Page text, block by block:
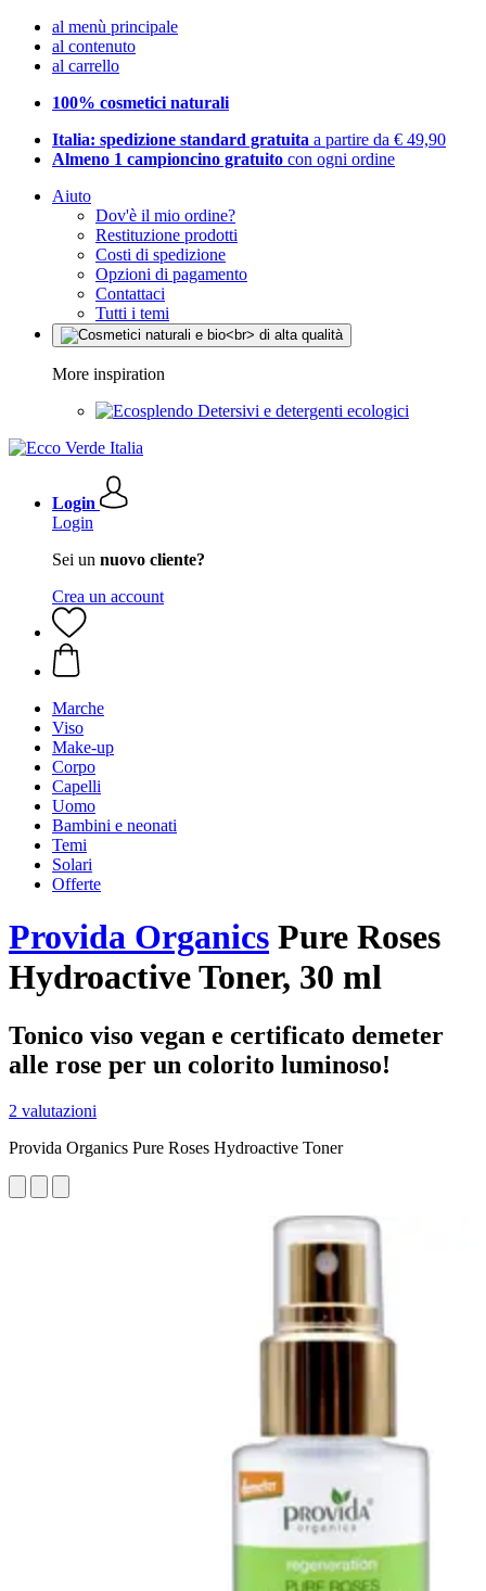
al menù principale
al contenuto
al carrello
100% cosmetici naturali
Italia: spedizione standard gratuita a partire da € 49,90
Almeno 1 campioncino gratuito con ogni ordine
Aiuto
Dov'è il mio ordine?
Restituzione prodotti
Costi di spedizione
Opzioni di pagamento
Contattaci
Tutti i temi
More inspiration
Detersivi e detergenti ecologici
Login
Login
Sei un nuovo cliente?
Crea un account
Marche
Viso
Make-up
Corpo
Capelli
Uomo
Bambini e neonati
Temi
Solari
Offerte
Provida Organics Pure Roses
Hydroactive Toner, 30 ml
Tonico viso vegan e certificato demeter
alle rose per un colorito luminoso!
2 valutazioni
Provida Organics Pure Roses Hydroactive Toner